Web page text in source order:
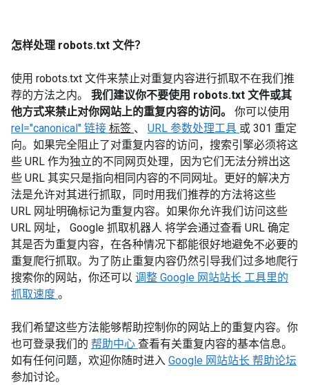
怎样处理 robots.txt 文件？
使用 robots.txt 文件来禁止对重复内容进行抓取不在我们推
荐的方法之内。 我们建议你不要使用 robots.txt 文件或其
他方式来禁止对你网站上的重复内容的访问。 你可以使用
rel="canonical" 链接 标签 、 URL 参数处理工具 或 301 重定
向。如果完全阻止了对重复内容的访问，搜索引擎必须将这
些 URL 作为独立的不同网页处理，因为它们无法分辨出这
些 URL 其实只是指向相同内容的不同网址。更好的解决方
法是允许对其进行抓取，同时用我们推荐的方法将这些
URL 网址明确标记为重复内容。如果你允许我们访问这些
URL 网址， Google 抓取机器人 将学会通过查看 URL 确定
其是否为重复内容，在各种情况下都能很好地避免不必要的
重复爬行抓取。为了防止重复内容仍然引导我们过多地爬行
搜索你的网站，你还可以 调整 Google 网站站长 工具里的
抓取速度 。
我们希望这些方法能够帮助控制你的网站上的重复内容。你
也可登录我们的 帮助中心 查看有关重复内容的基本信息。
如有任何问题，欢迎你随时进入 Google 网站站长 帮助论坛
参加讨论。